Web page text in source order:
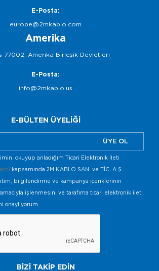
E-Posta:
europe@2mkablo.com
Amerika
77002, Amerika Birleşik Devletleri
E-Posta:
info@2mkablo.us
E-BÜLTEN ÜYELİĞİ
ÜYE OL
okuyup anladığım Ticari Elektronik İleti
kapsamında 2M KABLO SAN. ve TİC. A.Ş.
bilgilendirme ve kampanya içeriklerinin
işlenmesini ve tarafıma ticari elektronik ileti
onaylıyorum.
BİZİ TAKİP EDİN